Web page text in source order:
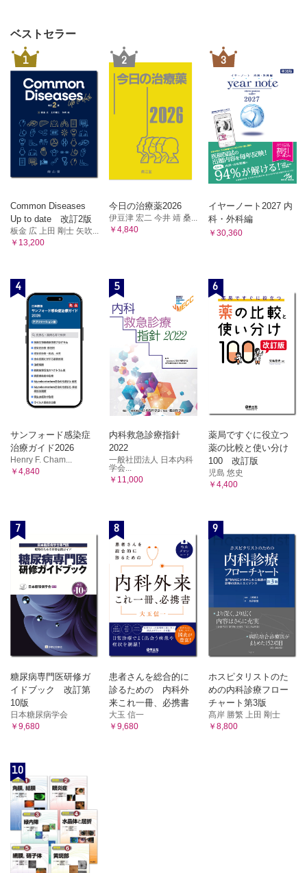
ベストセラー
1
Common Diseases
Up to date 改訂2版
板金 広 上田 剛士 矢吹...
￥13,200
2
今日の治療薬2026
伊豆津 宏二 今井 靖 桑...
￥4,840
3
イヤーノート2027 内
科・外科編
￥30,360
4
サンフォード感染症
治療ガイド2026
Henry F. Cham...
￥4,840
5
内科救急診療指針
2022
一般社団法人 日本内科
学会...
￥11,000
6
薬局ですぐに役立つ
薬の比較と使い分け
100 改訂版
児島 悠史
￥4,400
7
糖尿病専門医研修ガ
イドブック 改訂第
10版
日本糖尿病学会
￥9,680
8
患者さんを総合的に
診るための 内科外
来これ一冊、必携書
大玉 信一
￥9,680
9
ホスピタリストのた
めの内科診療フロー
チャート第3版
髙岸 勝繁 上田 剛士
￥8,800
10